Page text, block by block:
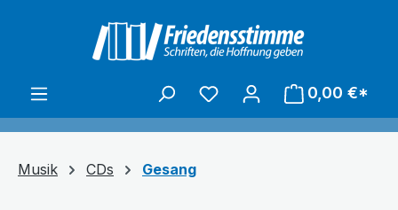
0,00 €*
Musik CDs Gesang